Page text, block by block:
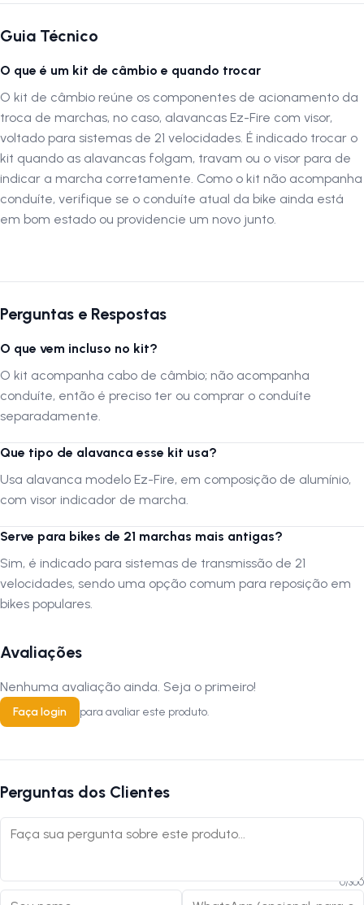
Marchas:21 Marchas
Composição:Alumínio
Especificações Câmbio Dianteiro:
Marca:Yamada
Peso:140 gramas
Diâmetro da Abraçadeira:31,8mm
Posição da Abraçadeira:Top Swing
Cabo:Top Pull
Especificações Câmbio Traseiro:
Peso:280 gramas
Composição:
Alumínio
Velocidades:
Por que usar o Kit Câmbio Yamada?
Este kit é a escolha perfeita para quem busca um conjunto de
qualidade com preço acessível. A alavanca Ez-Fire garante trocas
oferecem confiabilidade no uso diário. Comprar o kit completo
além de proporcionar um upgrade eficiente na transmissão de 21
marchas.
Assista nosso canal no Youtube:
Guia Técnico
O que é um kit de câmbio e quando trocar
O kit de câmbio reúne os componentes de acionamento da
troca de marchas, no caso, alavancas Ez-Fire com visor,
voltado para sistemas de 21 velocidades. É indicado trocar o
kit quando as alavancas folgam, travam ou o visor para de
indicar a marcha corretamente. Como o kit não acompanha
conduíte, verifique se o conduíte atual da bike ainda está
em bom estado ou providencie um novo junto.
Perguntas e Respostas
O que vem incluso no kit?
O kit acompanha cabo de câmbio; não acompanha
conduíte, então é preciso ter ou comprar o conduíte
separadamente.
Que tipo de alavanca esse kit usa?
Usa alavanca modelo Ez-Fire, em composição de alumínio,
com visor indicador de marcha.
Serve para bikes de 21 marchas mais antigas?
Sim, é indicado para sistemas de transmissão de 21
velocidades, sendo uma opção comum para reposição em
bikes populares.
Avaliações
Nenhuma avaliação ainda. Seja o primeiro!
Faça login para avaliar este produto.
Perguntas dos Clientes
0/300